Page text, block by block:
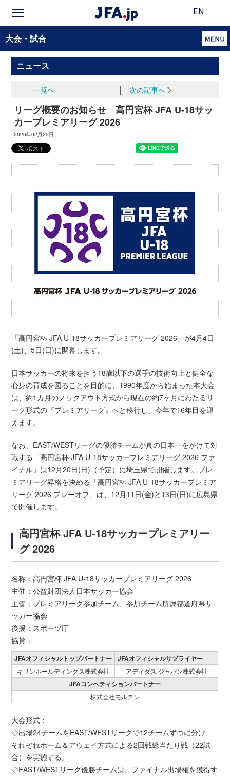
EN
大会・試合
ニュース
一覧へ 次の記事へ
リーグ概要のお知らせ 高円宮杯 JFA U-18サッ
カープレミアリーグ 2026
2026年02月25日
「高円宮杯 JFA U-18サッカープレミアリーグ 2026」が4月4日
(土)、5日(日)に開幕します。
日本サッカーの将来を担う18歳以下の選手の技術向上と健全な
心身の育成を図ることを目的に、1990年度から始まった本大会
は、約1カ月のノックアウト方式から現在の約7ヶ月にわたるリ
ーグ形式の『プレミアリーグ』へと移行し、今年で16年目を迎
えます。
なお、EAST/WESTリーグの優勝チームが真の日本一をかけて対
戦する「高円宮杯 JFA U-18サッカープレミアリーグ 2026 ファ
イナル」は12月20日(日)（予定）に埼玉県で開催します。プレ
ミアリーグ昇格を決める「高円宮杯 JFA U-18サッカープレミア
リーグ 2026 プレーオフ」は、12月11日(金)と13日(日)に広島県
で開催します。
高円宮杯 JFA U-18サッカープレミアリー
グ 2026
名称：高円宮杯 JFA U-18サッカープレミアリーグ 2026
主催：公益財団法人日本サッカー協会
主管：プレミアリーグ参加チーム、参加チーム所属都道府県サ
ッカー協会
後援：スポーツ庁
協賛：
JFAオフィシャルトップパートナー JFAオフィシャルサプライヤー
キリンホールディングス株式会社 アディダス ジャパン株式会社
JFAコンペティションパートナー
株式会社モルテン
大会形式：
◇出場24チームをEAST/WESTリーグで12チームずつに分け、
それぞれホーム＆アウェイ方式による2回戦総当たり戦（22試
合）を実施する。
◇EAST/WESTリーグ優勝チームは、ファイナル出場権を獲得す